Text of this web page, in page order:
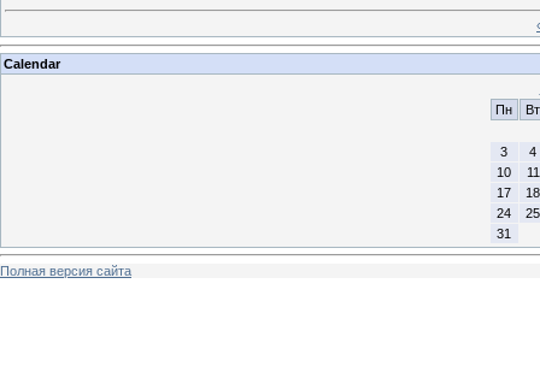
Calendar
Пн
Вт
3
4
10
11
17
18
24
25
31
Полная версия сайта